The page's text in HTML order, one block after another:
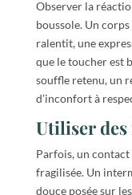
Observer la
boussole. Un
ralentit, une
que le toucher est
souffle retenu, un
d’inconfort à
Utiliser
Parfois, un
fragilisée. Un
douce posée sur